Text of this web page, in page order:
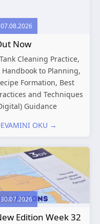
07.08.2026
Now
Tank Cleaning Practice,
Handbook to Planning,
Formation, Best
and Techniques
Guidance
– Consolidated
and the
– A Guide to
OKU →
30.07.2026
Edition Week 32